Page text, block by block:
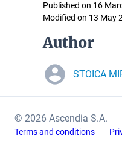
Published on 16
Modified on 13 May
Author
STOICA
© 2026 Ascendia S.A.
Terms and conditions